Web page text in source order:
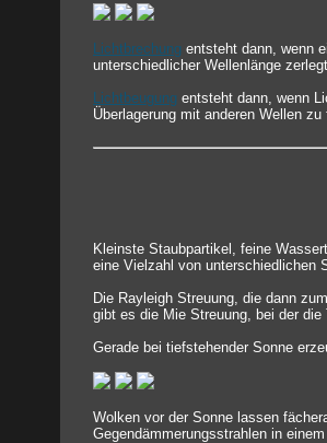
Lichtbrechung entsteht dann, wenn
unterschiedlicher Wellenlänge
Lichtbeugung entsteht dann, wenn
Überlagerung mit anderen Wellen
Kleinste Staubpartikel, feine
eine Vielzahl von unterschiedlichen
Die Rayleigh Streuung, die dann
gibt es die Mie Streuung, bei der
Gerade bei tiefstehender Sonne
Wolken vor der Sonne lassen
Gegendämmerungsstrahlen in